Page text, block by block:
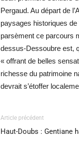
Pergaud. Au départ de
paysages historiques
parsèment ce parcours
dessus-Dessoubre est,
« offrant de belles
richesse du patrimoine
devrait s’étoffer
Article précédent
Haut-Doubs : Gentiane